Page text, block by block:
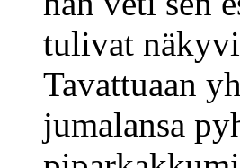
tulivat
Tavattuaan
jumalansa